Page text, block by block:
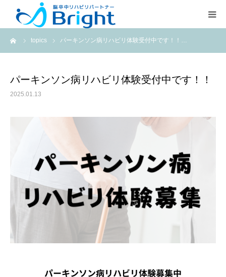
topics パーキンソン病リハビリ体験受付中です！！…
パーキンソン病リハビリ体験受付中です！！
2025.01.13
Brightとは
疾患別ページ
よくある質問